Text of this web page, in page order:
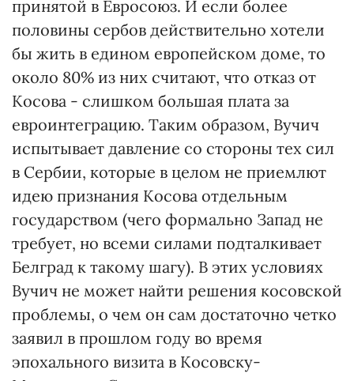
принятой в Евросоюз. И если более
половины сербов действительно хотели
бы жить в едином европейском доме, то
около 80% из них считают, что отказ от
Косова - слишком большая плата за
евроинтеграцию. Таким образом, Вучич
испытывает давление со стороны тех сил
в Сербии, которые в целом не приемлют
идею признания Косова отдельным
государством (чего формально Запад не
требует, но всеми силами подталкивает
Белград к такому шагу). В этих условиях
Вучич не может найти решения косовской
проблемы, о чем он сам достаточно четко
заявил в прошлом году во время
эпохального визита в Косовску-